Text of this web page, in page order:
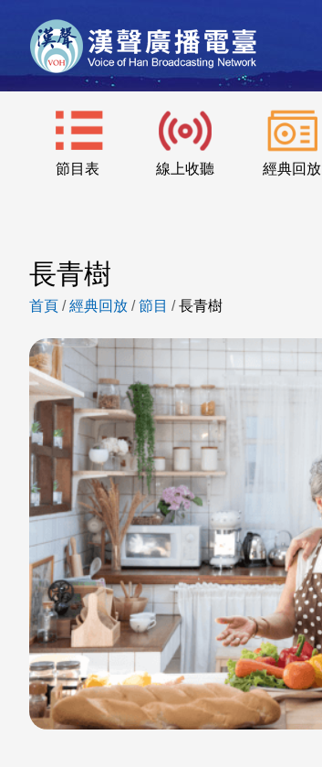
節目表 線上收聽 經典回放
長青樹
首頁 /經典回放 /節目 /長青樹